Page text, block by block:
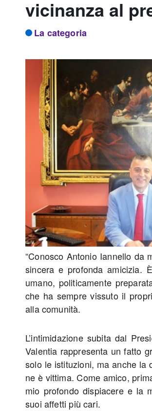
vicinanza al
La categoria
“Conosco Antonio Iannello da
sincera e profonda amicizia.
umano, politicamente
che ha sempre vissuto il
alla comunità.
L’intimidazione subita dal
Valentia rappresenta un fatto
solo le istituzioni, ma anche la
ne è vittima. Come amico,
mio profondo dispiacere e la
suoi affetti più cari.